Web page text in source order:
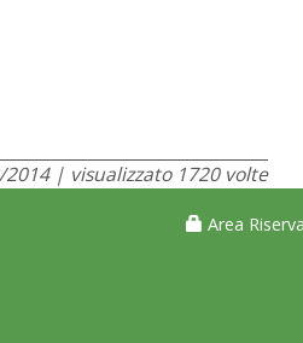
| visualizzato 1720 volte
Area